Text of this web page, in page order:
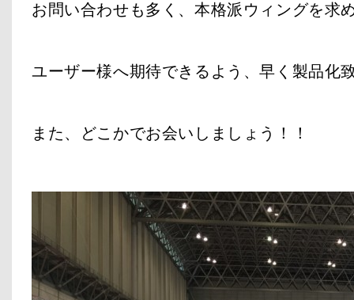
お問い合わせも多く、本格派ウィングを求
ユーザー様へ期待できるよう、早く製品化
また、どこかでお会いしましょう！！